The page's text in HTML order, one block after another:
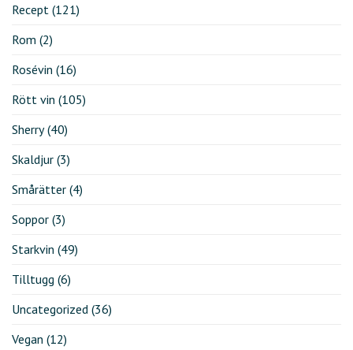
Recept (121)
Rom (2)
Rosévin (16)
Rött vin (105)
Sherry(40)
Skaldjur (3)
Smårätter (4)
Soppor (3)
Starkvin (49)
Tilltugg (6)
Uncategorized (36)
Vegan (12)